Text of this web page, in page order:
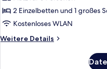
niño)
1
dormitorio
Piscina
2 Einzelbetten und 1 großes
Kostenloses WLAN
Weitere Details
Weitere